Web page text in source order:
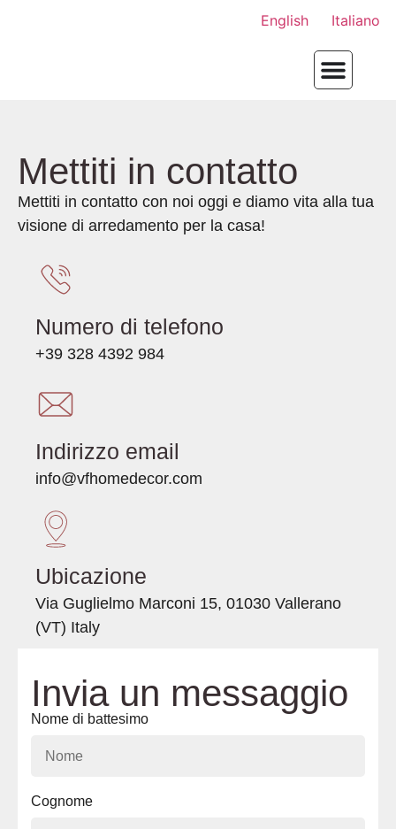
English Italiano
Mettiti in contatto
Mettiti in contatto con noi oggi e diamo vita alla tua
visione di arredamento per la casa!
Numero di telefono
+39 328 4392 984
Indirizzo email
info@vfhomedecor.com
Ubicazione
Via Guglielmo Marconi 15, 01030 Vallerano
(VT) Italy
Invia un messaggio
Nome di battesimo
Cognome